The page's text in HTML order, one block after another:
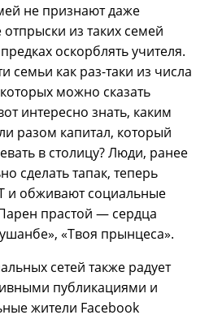
не признают даже
из таких семей
оскорблять учителя.
семьи как раз-таки из числа
можно сказать
интересно знать, каким
разом капитал, который
в столицу? Люди, ранее
сделать тапак, теперь
и обживают социальные
прастой — сердца
«Твоя прынцеса».
сетей также радует
публикациями и
жители Facebook